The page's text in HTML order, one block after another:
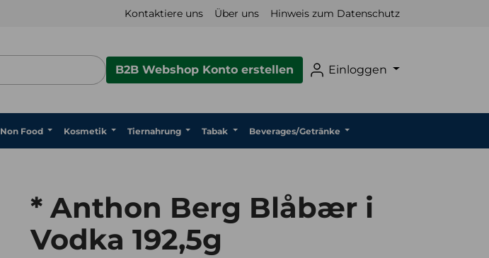
Kontaktiere uns Über uns Hinweis zum Datenschutz
B2B Webshop Konto erstellen Einloggen
Non Food Kosmetik Tiernahrung Tabak Beverages/Getränke
* Anthon Berg Blåbær i
Vodka 192,5g